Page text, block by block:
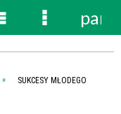
SUKCESY MŁODEGO
Menu